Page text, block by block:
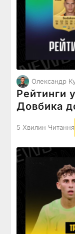
Олександр
Рейтинги
Довбика
5 Хвилин Читання